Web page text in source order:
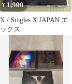
¥1,900
X / Singles X JAPAN エ
ックス